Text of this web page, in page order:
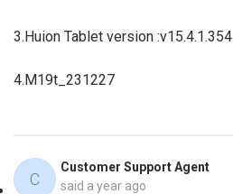
3.Huion Tablet version :v15.4.1.354
4.M19t_231227
C
Customer Support Agent
said a year ago